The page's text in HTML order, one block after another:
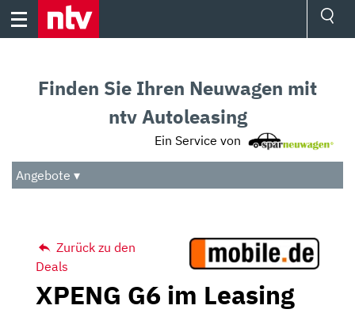
Skip
Audio
Das Beste
Finden Sie Ihren Neuwagen mit
ntv Autoleasing
Ein Service von
Angebote ▾
Zurück zu den
Deals
XPENG G6 im Leasing